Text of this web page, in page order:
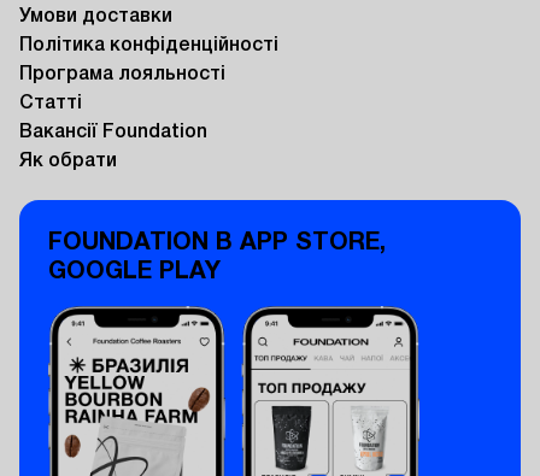
Умови доставки
Політика конфіденційності
Програма лояльності
Статті
Вакансії Foundation
Як обрати
FOUNDATION В APP STORE,
GOOGLE PLAY